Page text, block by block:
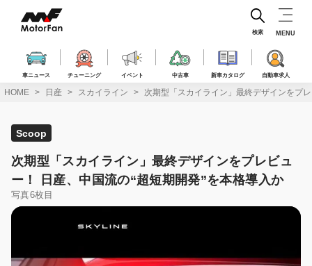
ス
車ニュース チューニング イベント 中古車 新車カタログ 自動車求人
検索 MENU
HOME 日産 スカイライン 次期型「スカイライン」最終デザインをプ
Scoop
次期型「スカイライン」最終デザインをプレビュ
ー！ 日産、中国流の“超短期開発”を本格導入か
写真6枚目